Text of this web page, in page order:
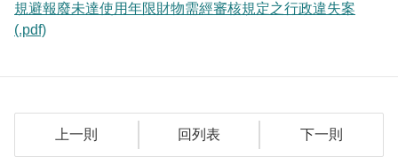
規避報廢未達使用年限財物需經審核規定之行政違失案
(.pdf)
上一則 回列表 下一則